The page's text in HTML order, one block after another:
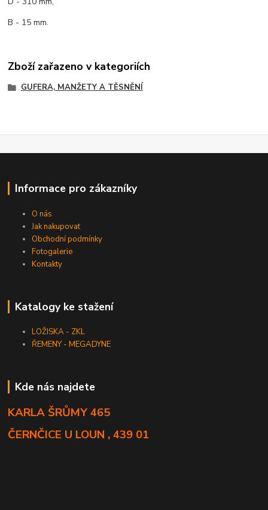
B - 15 mm.
Zboží zařazeno v kategoriích
GUFERA, MANŽETY A TĚSNĚNÍ
Informace pro zákazníky
O nás
Jak nakupovat
Obchodní podmínky
Fotogalerie
Kontakty
Katalogy ke stažení
LOŽISKA - ZKL
ŘEMENY - MEGADYNE
Kde nás najdete
KARLA ŠRŮMY 465
ČERNČICE U LOUN , 439 01